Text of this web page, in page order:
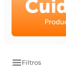
Filtros